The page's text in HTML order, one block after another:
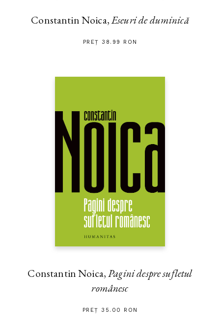
Constantin Noica,Eseuri de duminică
PREȚ 38.99 RON
Constantin Noica,Pagini despre sufletul
românesc
PREȚ 35.00 RON